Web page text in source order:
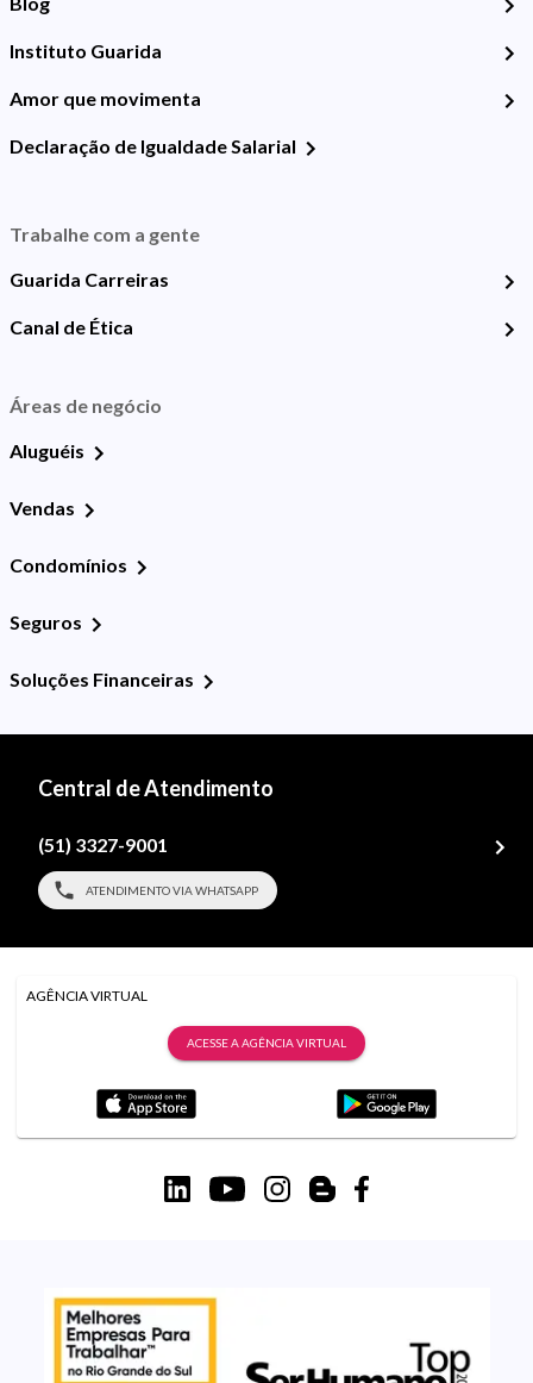
Instituto Guarida
Amor que movimenta
Declaração de Igualdade Salarial
Trabalhe com a gente
Guarida Carreiras
Canal de Ética
Áreas de negócio
Aluguéis
Vendas
Condomínios
Seguros
Soluções Financeiras
Central de Atendimento
(51) 3327-9001
ATENDIMENTO VIA WHATSAPP
AGÊNCIA VIRTUAL
ACESSE A AGÊNCIA VIRTUAL